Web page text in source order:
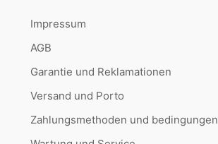
Impressum
AGB
Garantie und Reklamationen
Versand und Porto
Zahlungsmethoden und bedingungen